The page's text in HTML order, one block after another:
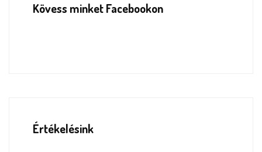
Kövess minket Facebookon
Értékelésink